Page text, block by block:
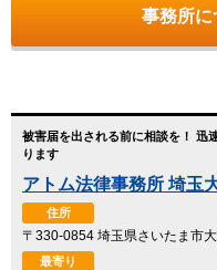
事務所に
被害届を出される前に相談を！ 迅
ります
アトム法律事務所 埼玉
住所
〒330-0854 埼玉県さいたま市
最寄り